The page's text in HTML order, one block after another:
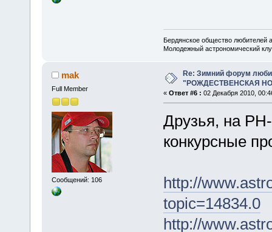
Бердянское общество любителей
Молодежный астрономический
mak
Full Member
Сообщений: 106
Re: Зимний форум
"РОЖДЕСТВЕНСКАЯ
« Ответ #6 : 02 Декабря 2010,
Друзья, на
конкурсные
http://
topic=14834.0
http://